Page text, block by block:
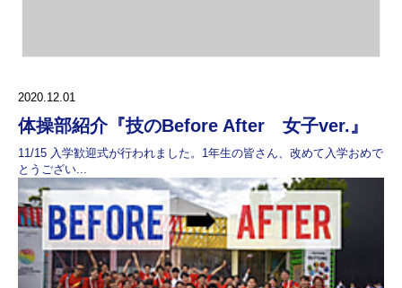
2020.12.01
体操部紹介『技のBefore After 女子ver.』
11/15 入学歓迎式が行われました。1年生の皆さん、改めて入学おめで
とうござい...